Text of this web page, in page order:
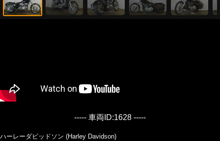
----- 車両ID:1628 -----
ハーレーダビッドソン (Harley Davidson)